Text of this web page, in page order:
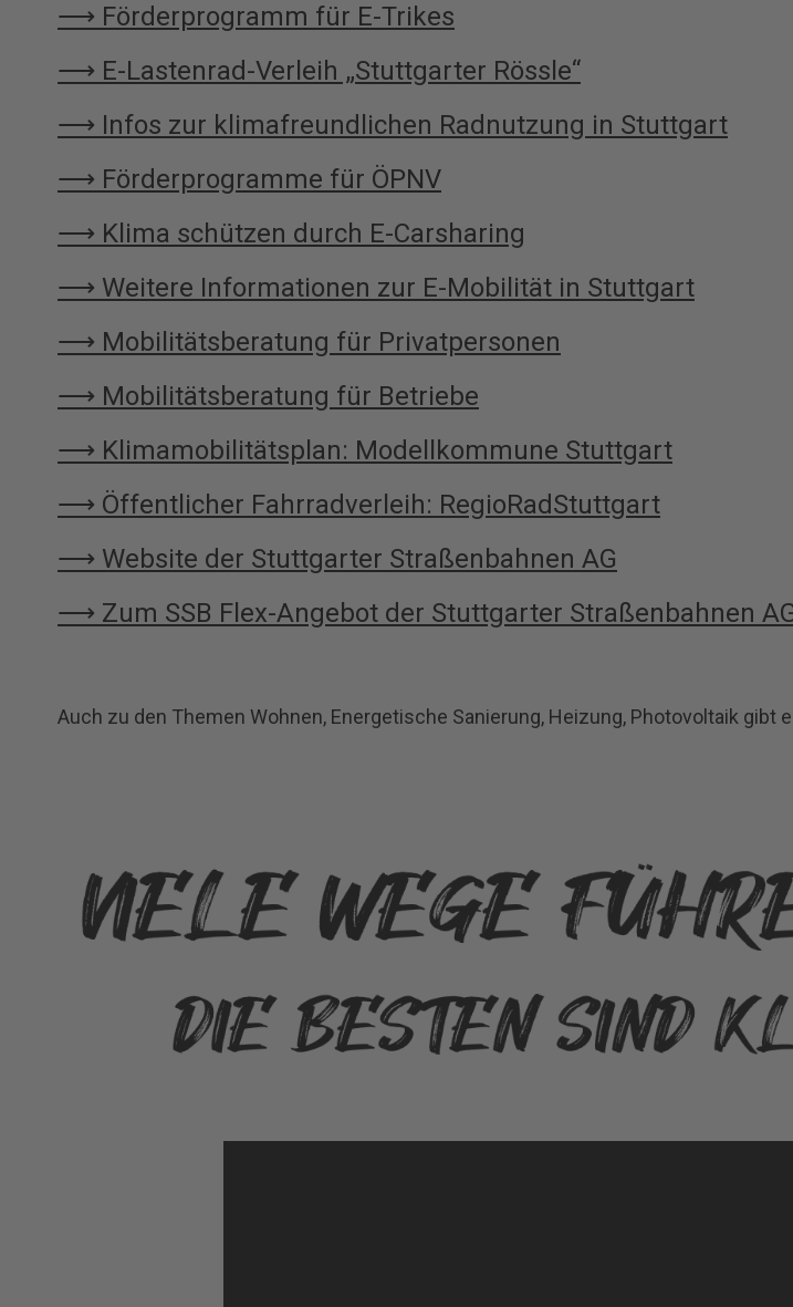
⟶ Förderprogramm für E-Trikes
⟶ E‐Lastenrad‐Verleih „Stuttgarter Rössle“
⟶ Infos zur klimafreundlichen Radnutzung in Stuttgart
⟶ Förderprogramme für ÖPNV
⟶ Klima schützen durch E-Carsharing
⟶ Weitere Informationen zur E-Mobilität in Stuttgart
⟶ Mobilitätsberatung für Privatpersonen
⟶ Mobilitätsberatung für Betriebe
⟶ Klimamobilitätsplan: Modellkommune Stuttgart
⟶ Öffentlicher Fahrradverleih: RegioRadStuttgart
⟶ Website der Stuttgarter Straßenbahnen AG
⟶ Zum SSB Flex-Angebot der Stuttgarter Straßenbahnen
Auch zu den Themen Wohnen, Energetische Sanierung, Heizung, Photovoltaik gibt